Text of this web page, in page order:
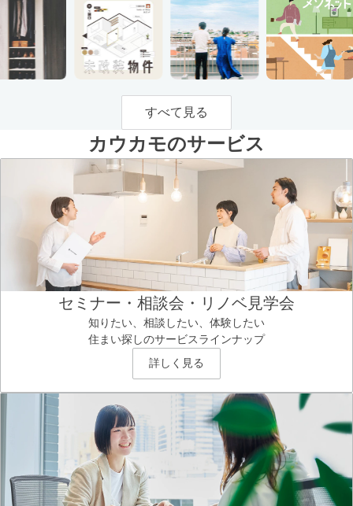
すべて見る
カウカモのサービス
セミナー・相談会・リノベ見学会
知りたい、相談したい、体験したい
住まい探しのサービスラインナップ
詳しく見る